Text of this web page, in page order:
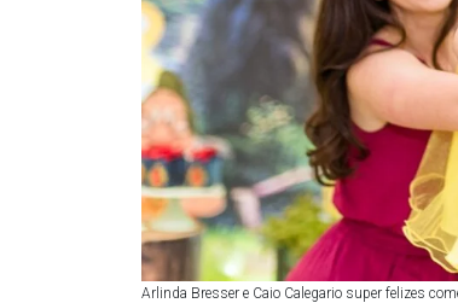
Arlinda Bresser e Caio Calegario super felizes